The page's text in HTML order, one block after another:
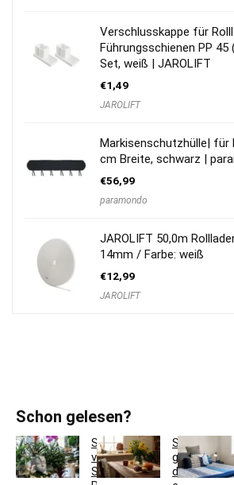
Verschlusskappe für
Führungsschienen PP
Set, weiß | JAROLIFT
€1,49
JAROLIFT
Markisenschutzhülle| für
cm Breite, schwarz |
€56,99
paramondo
JAROLIFT 50,0m
14mm / Farbe: weiß
€12,99
JAROLIFT
Schon gelesen?
So
verwandeln
Sie
So
gestaltest
du